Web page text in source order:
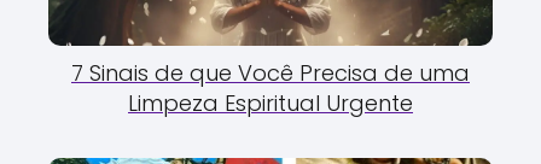
7 Sinais de que Você Precisa de uma
Limpeza Espiritual Urgente